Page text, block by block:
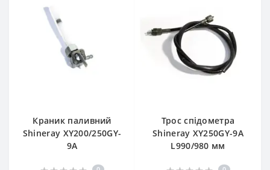
Краник паливний
Shineray XY200/250GY-
9A
Трос спідометра
Shineray XY250GY-9A
L990/980 мм